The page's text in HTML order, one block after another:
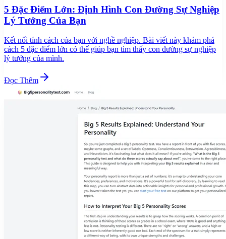
5 Đặc Điểm Lớn: Định Hình Con Đường Sự Nghiệp
Lý Tưởng Của Bạn
Kết nối tính cách của bạn với nghề nghiệp. Bài viết này khám phá
cách 5 đặc điểm lớn có thể giúp bạn tìm thấy con đường sự nghiệp
lý tưởng của mình.
Đọc Thêm